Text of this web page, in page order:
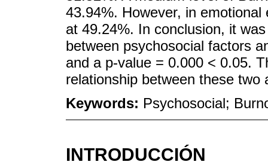
43.94%. However, in
at 49.24%. In conclusion, it
between psychosocial factors
and a p-value = 0.000 < 0.05.
relationship between these two
Keywords: Psychosocial;
INTRODUCCIÓN